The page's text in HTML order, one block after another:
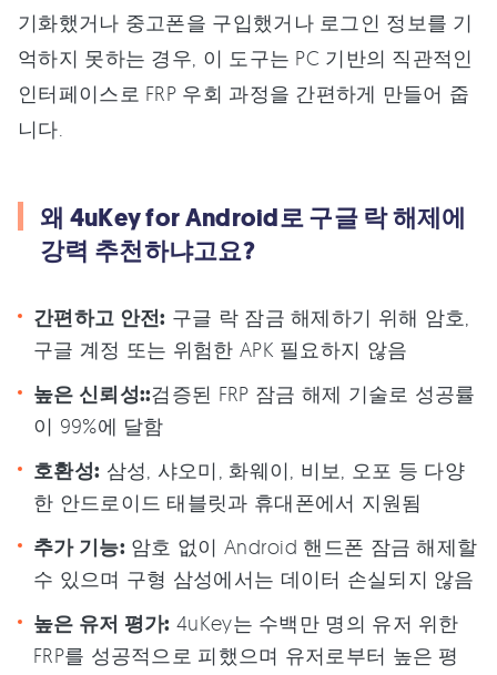
기화했거나 중고폰을 구입했거나 로그인 정보를 기
억하지 못하는 경우, 이 도구는 PC 기반의 직관적인
인터페이스로 FRP 우회 과정을 간편하게 만들어 줍
니다.
왜 4uKey for Android로 구글 락 해제에
강력 추천하냐고요?
간편하고 안전: 구글 락 잠금 해제하기 위해 암호,
구글 계정 또는 위험한 APK 필요하지 않음
높은 신뢰성::검증된 FRP 잠금 해제 기술로 성공률
이 99%에 달함
호환성: 삼성, 샤오미, 화웨이, 비보, 오포 등 다양
한 안드로이드 태블릿과 휴대폰에서 지원됨
추가 기능: 암호 없이 Android 핸드폰 잠금 해제할
수 있으며 구형 삼성에서는 데이터 손실되지 않음
높은 유저 평가: 4uKey는 수백만 명의 유저 위한
FRP를 성공적으로 피했으며 유저로부터 높은 평